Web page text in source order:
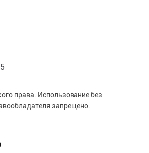
права. Использование без
запрещено.